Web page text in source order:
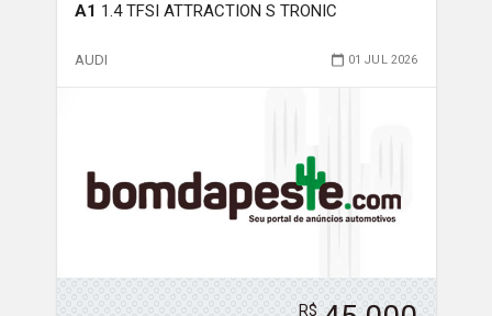
A1 1.4 TFSI ATTRACTION S TRONIC
AUDI 01 JUL 2026
R$